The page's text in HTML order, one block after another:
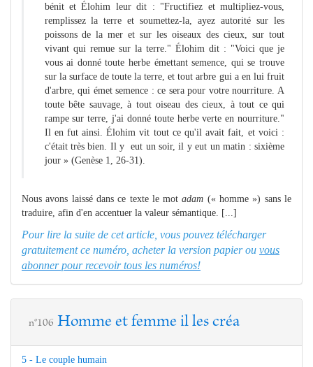
bénit et Élohim leur dit : "Fructifiez et multipliez-vous,
remplissez la terre et soumettez-la, ayez autorité sur les
poissons de la mer et sur les oiseaux des cieux, sur tout
vivant qui remue sur la terre." Élohim dit : "Voici que je
vous ai donné toute herbe émettant semence, qui se trouve
sur la surface de toute la terre, et tout arbre gui a en lui fruit
d'arbre, qui émet semence : ce sera pour votre nourriture. A
toute bête sauvage, à tout oiseau des cieux, à tout ce qui
rampe sur terre, j'ai donné toute herbe verte en nourriture."
Il en fut ainsi. Élohim vit tout ce qu'il avait fait, et voici :
c'était très bien. Il y eut un soir, il y eut un matin : sixième
jour » (Genèse 1, 26-31).
Nous avons laissé dans ce texte le motadam (« homme ») sans le
traduire, afin d'en accentuer la valeur sémantique. [...]
Pour lire la suite de cet article, vous pouvez télécharger
gratuitement ce numéro, acheter la version papier ou vous
abonner pour recevoir tous les numéros!
n°106 Homme et femme il les créa
5 - Le couple humain